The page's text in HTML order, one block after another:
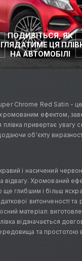
ПОДИВІТЬСЯ, ЯК
ЦЯ
НА АВТОМОБІЛІ
Chrome Red Satin -
ефектом,
плівка привертає увагу
об'єкту
і насичений
відвагу. Хромований
ще глибшим і більш
витонченості та
матеріал:
відзначається
та простотою